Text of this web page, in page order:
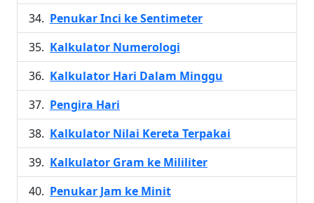
Penukar Inci ke Sentimeter
Kalkulator Numerologi
Kalkulator Hari Dalam Minggu
Pengira Hari
Kalkulator Nilai Kereta Terpakai
Kalkulator Gram ke Mililiter
Penukar Jam ke Minit